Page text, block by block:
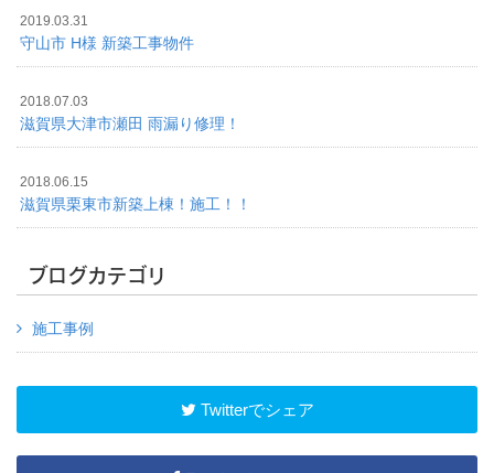
2019.03.31
守山市 H様 新築工事物件
2018.07.03
滋賀県大津市瀬田 雨漏り修理！
2018.06.15
滋賀県栗東市新築上棟！施工！！
ブログカテゴリ
施工事例
Twitterでシェア